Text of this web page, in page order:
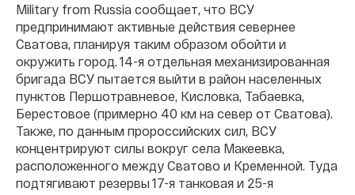
Military from Russia сообщает, что ВСУ
предпринимают активные действия севернее
Сватова, планируя таким образом обойти и
окружить город. 14-я отдельная механизированная
бригада ВСУ пытается выйти в район населенных
пунктов Першотравневое, Кисловка, Табаевка,
Берестовое (примерно 40 км на север от Сватова).
Также, по данным пророссийских сил, ВСУ
концентрируют силы вокруг села Макеевка,
расположенного между Сватово и Кременной. Туда
подтягивают резервы 17-я танковая и 25-я